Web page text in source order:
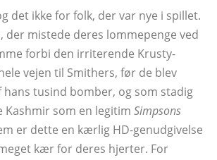
det ikke for folk, der var nye i spillet.
der mistede deres lommepenge ved
forbi den irriterende Krusty-
vejen til Smithers, før de blev
​​hans tusind bomber, og som stadig
Kashmir som en legitim Simpsons
er dette en kærlig HD-genudgivelse
kær for deres hjerter. For